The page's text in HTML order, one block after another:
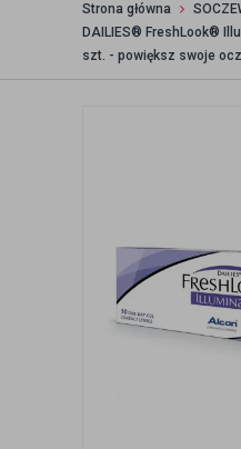
Strona główna
DAILIES® FreshLook®
szt. - powiększ swoje